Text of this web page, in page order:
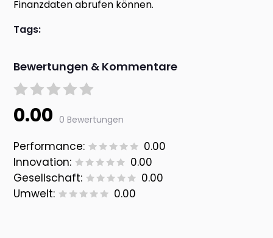
Finanzdaten abrufen können.
Tags:
Bewertungen & Kommentare
0.00 0 Bewertungen
Performance:
0.00
Innovation:
0.00
Gesellschaft:
0.00
Umwelt:
0.00